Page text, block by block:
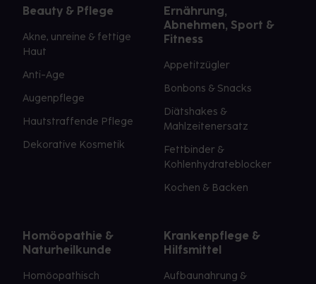
Beauty & Pflege
Akne, unreine & fettige
Haut
Anti-Age
Augenpflege
Hautstraffende Pflege
Dekorative Kosmetik
Ernährung,
Abnehmen, Sport &
Fitness
Appetitzügler
Bonbons & Snacks
Diätshakes &
Mahlzeitenersatz
Fettbinder &
Kohlenhydrateblocker
Kochen & Backen
Homöopathie &
Naturheilkunde
Homöopathisch
Krankenpflege &
Hilfsmittel
Aufbaunahrung &